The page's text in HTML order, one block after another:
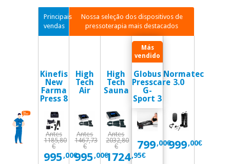
Gabinetes
terapêuticos
coronavirus
Aerobic,
fitness
pilates
Academy
Mobiliário
terapêuticos
Material de
proteção
essencial
Principais
vendas
Nossa seleção dos dispositivos de
pressoterapia mais destacados
Kinefis
New
Farma
Press 8
High
Tech
Air
High
Tech
Sauna
Globus
Presscare
G-
Sport 3
Normatec
3.0
Antes
1185,80
€
995,00€
Antes
1467,73
€
995,00€
Antes
2032,80
€
1724,95€
799,00€999,00€